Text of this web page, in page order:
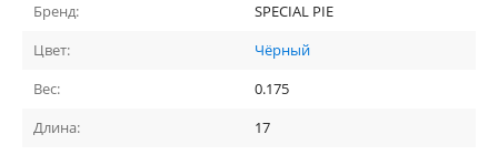
Бренд:
SPECIAL PIE
Цвет:
Чёрный
Вес:
0.175
Длина:
17